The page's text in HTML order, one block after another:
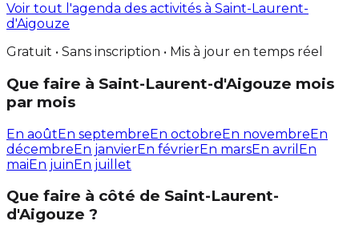
Voir tout l'agenda des activités à Saint-Laurent-
d'Aigouze
Gratuit • Sans inscription • Mis à jour en temps réel
Que faire à Saint-Laurent-d'Aigouze mois
par mois
En aoûtEn septembreEn octobreEn novembreEn
décembreEn janvierEn févrierEn marsEn avril En
maiEn juinEn juillet
Que faire à côté de Saint-Laurent-
d'Aigouze ?